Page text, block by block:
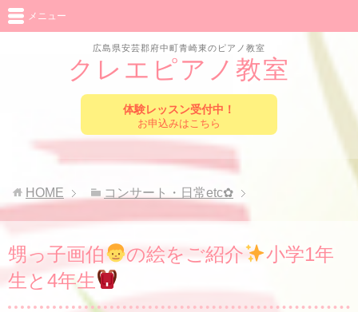
広島県安芸郡府中町青崎東のピアノ教室
クレエピアノ教室
体験レッスン受付中！
お申込みはこちら
メニュー
HOME コンサート・日常etc✿
甥っ子画伯 の絵をご紹介
小学1年
生と4年生